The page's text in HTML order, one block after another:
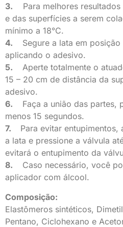
3. Para melhores resultados
e das superfícies a serem
mínimo a 18°C.
4.
Segure a lata em
aplicando o adesivo.
5.
Aperte totalmente o
15 – 20 cm de distância da
adesivo.
6.
Faça a união das partes,
menos 15 segundos.
7.
Para evitar
a lata e pressione a válvula
evitará o entupimento da
8.
Caso necessário, você
aplicador com álcool.
Composição:
Elastômeros sintéticos,
Pentano, Ciclohexano e